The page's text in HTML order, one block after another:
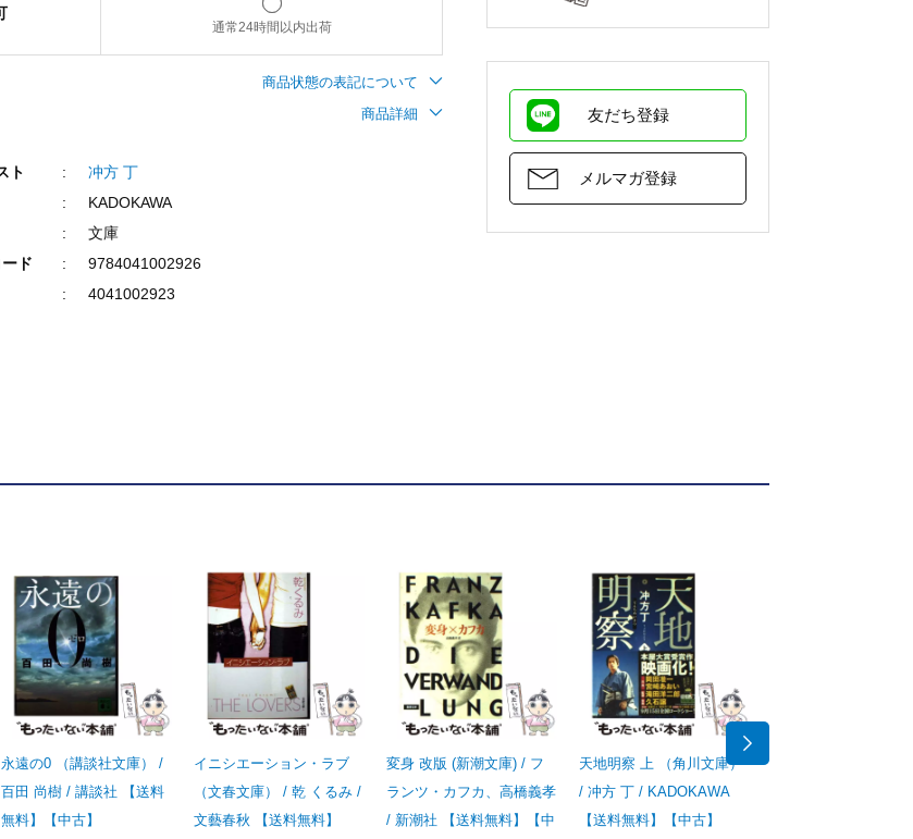
友だち登録
メルマガ登録
通常24時間以内出荷
商品状態の表記について
商品詳細
ト
冲方 丁
KADOKAWA
文庫
ド
9784041002926
4041002923
永遠の0 （講談社文庫） /
百田 尚樹 / 講談社 【送料
無料】【中古】
イニシエーション・ラブ
（文春文庫） / 乾 くるみ /
文藝春秋 【送料無料】
変身 改版 (新潮文庫) / フ
ランツ・カフカ、高橋義孝
/ 新潮社 【送料無料】【中
天地明察 上 （角川文庫）
/ 冲方 丁 / KADOKAWA
【送料無料】【中古】